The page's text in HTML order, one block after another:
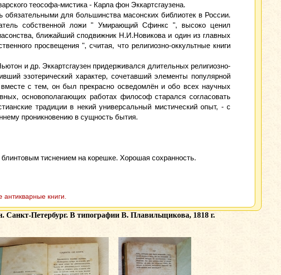
теософа-мистика - Карла фон Эккартсгаузена.
обязательными для большинства масонских библиотек в России.
собственной ложи " Умирающий Сфинкс ", высоко ценил
ближайший сподвижник Н.И.Новикова и один из главных
просвещения ", считая, что религиозно-оккультные книги
и др. Эккартсгаузен придерживался длительных религиозно-
эзотерический характер, сочетавший элементы популярной
с тем, он был прекрасно осведомлён и обо всех научных
основополагающих работах философ старался согласовать
традиции в некий универсальный мистический опыт, - с
проникновению в сущность бытия.
тиснением на корешке. Хорошая сохранность.
книги.
Санкт-Петербург. В типографии В. Плавильщикова, 1818 г.